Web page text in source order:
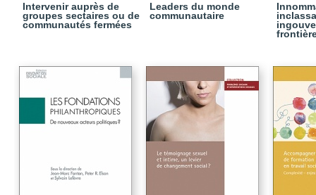
Intervenir auprès de
groupes sectaires ou de
communautés fermées
Leaders du monde
communautaire